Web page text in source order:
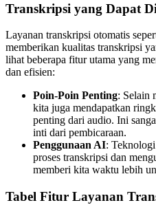
Transkripsi yang Dapat
Layanan transkripsi otomatis
memberikan kualitas transkripsi
lihat beberapa fitur utama yang
dan efisien:
Poin-Poin Penting: Selain
kita juga mendapatkan
penting dari audio. Ini
inti dari pembicaraan.
Penggunaan AI:
proses transkripsi dan
memberi kita waktu lebih
Tabel Fitur Layanan